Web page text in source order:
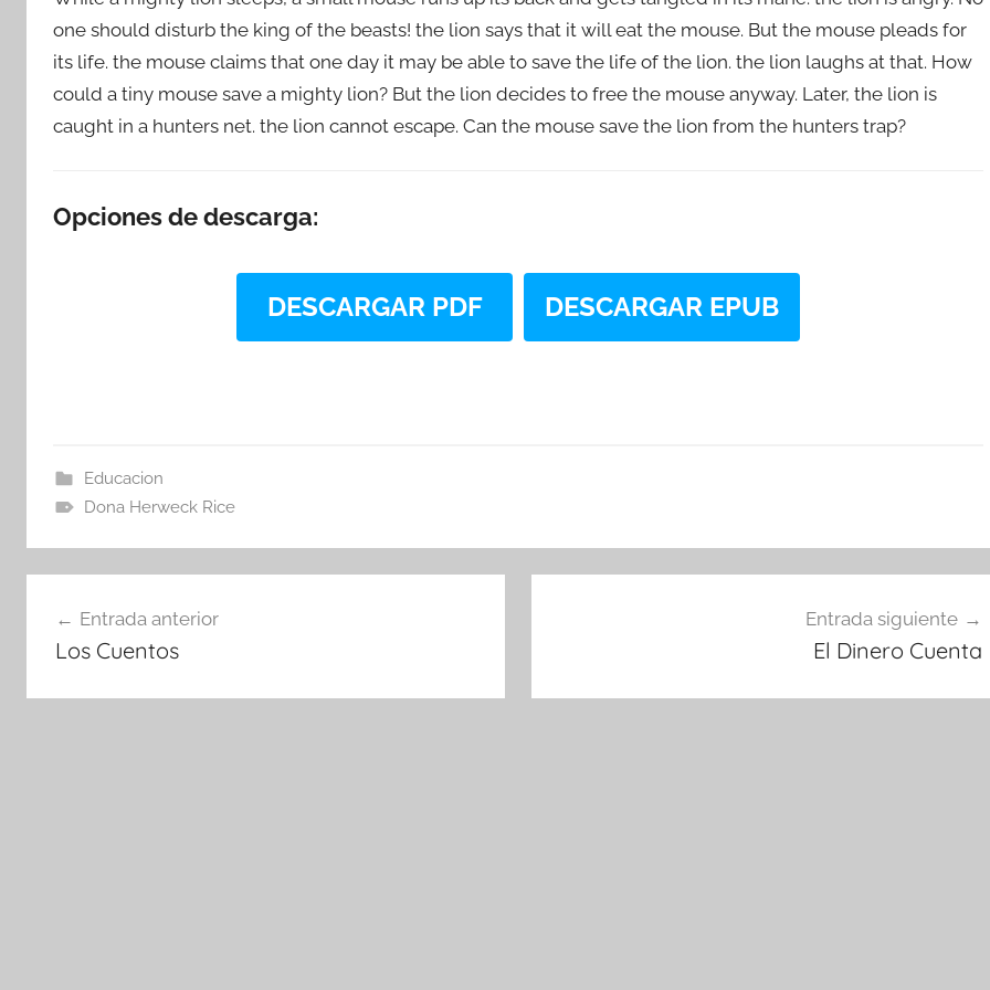
one should disturb the king of the beasts! the lion says that it will eat the mouse. But the mouse pleads for
its life. the mouse claims that one day it may be able to save the life of the lion. the lion laughs at that. How
could a tiny mouse save a mighty lion? But the lion decides to free the mouse anyway. Later, the lion is
caught in a hunters net. the lion cannot escape. Can the mouse save the lion from the hunters trap?
Opciones de descarga:
DESCARGAR PDF DESCARGAR EPUB
Educacion
Dona Herweck Rice
de
Entrada anterior
Los Cuentos
Entrada siguiente
El Dinero Cuenta